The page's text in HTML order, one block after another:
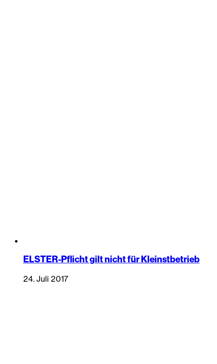
ELSTER-Pflicht gilt nicht für Kleinstbetrieb
24. Juli 2017